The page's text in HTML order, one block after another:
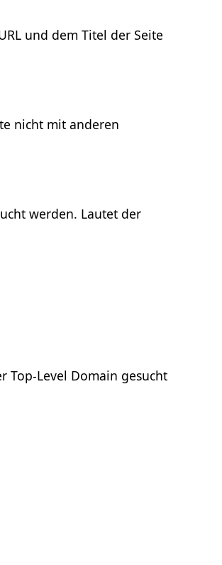
und dem Titel der Seite
nicht mit anderen
werden. Lautet der
Top-Level Domain gesucht